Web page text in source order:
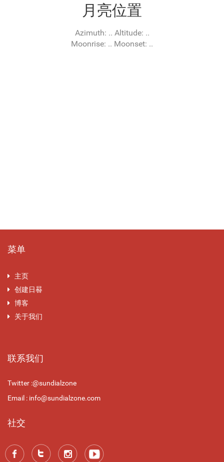
月亮位置
Azimuth: .. Altitude: ..
Moonrise: .. Moonset: ..
菜单
主页
创建日晷
博客
关于我们
联系我们
Twitter :@sundialzone
Email : info@sundialzone.com
社交